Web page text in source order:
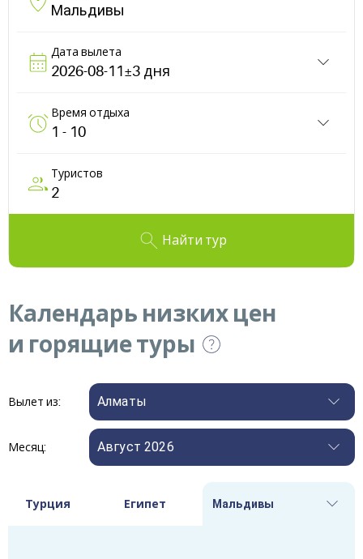
Дата вылета
Время отдыха
Туристов
2
Найти тур
Календарь низких цен
и горящие туры
Вылет из: Алматы
Месяц: Август 2026
Турция Египет Мальдивы